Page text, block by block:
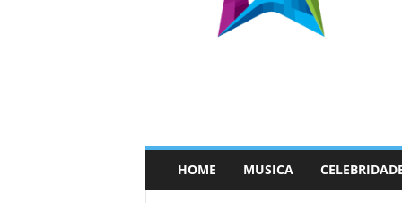
a
HOME MUSICA